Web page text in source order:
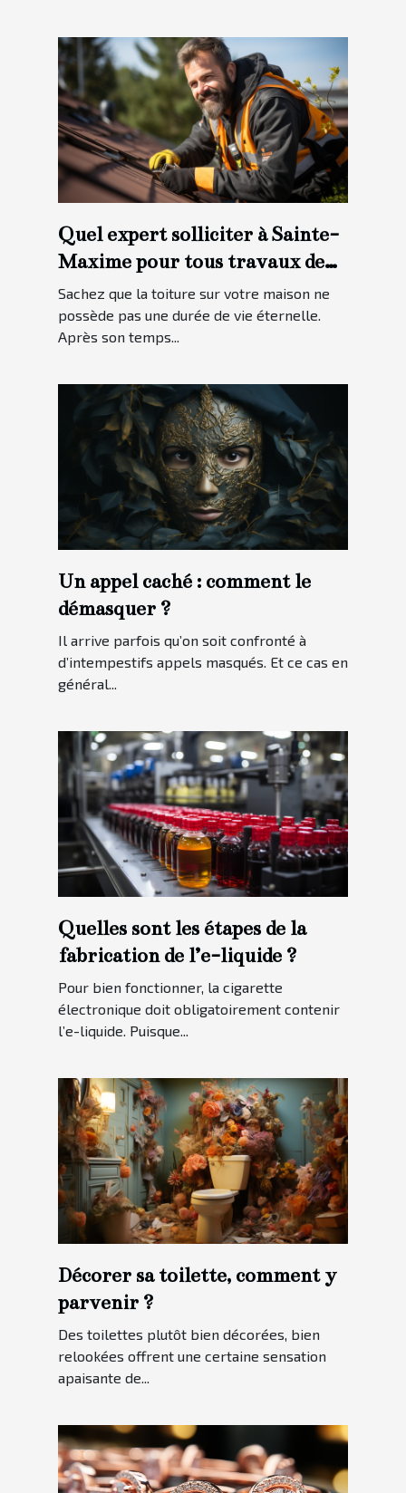
Quel expert solliciter à Sainte-
Maxime pour tous travaux de
toiture ?
Sachez que la toiture sur votre maison ne
possède pas une durée de vie éternelle.
Après son temps...
Un appel caché : comment le
démasquer ?
Il arrive parfois qu’on soit confronté à
d’intempestifs appels masqués. Et ce cas en
général...
Quelles sont les étapes de la
fabrication de l’e-liquide ?
Pour bien fonctionner, la cigarette
électronique doit obligatoirement contenir
l’e-liquide. Puisque...
Décorer sa toilette, comment y
parvenir ?
Des toilettes plutôt bien décorées, bien
relookées offrent une certaine sensation
apaisante de...